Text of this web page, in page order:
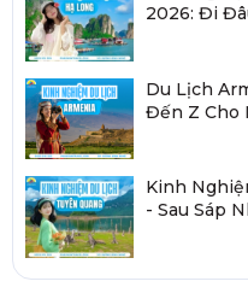
2026: Đi
Du Lịch
Đến Z Cho
Kinh
- Sau Sáp